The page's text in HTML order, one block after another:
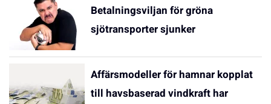
Betalningsviljan för gröna
sjötransporter sjunker
Affärsmodeller för hamnar kopplat
till havsbaserad vindkraft har